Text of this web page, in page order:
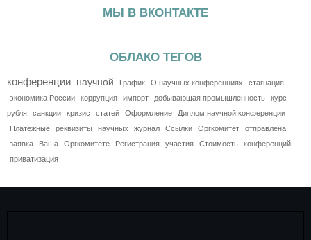
МЫ В ВКОНТАКТЕ
ОБЛАКО ТЕГОВ
конференции научной График О научных конференциях
стагнация
экономика России
коррупция импорт добывающая промышленность
курс
рубля
санкции кризис статей Оформление
Диплом научной конференции
Платежные
реквизиты научных журнал Ссылки Оргкомитет
отправлена
заявка
Ваша Оргкомитете Регистрация участия Стоимость
конференций
приватизация